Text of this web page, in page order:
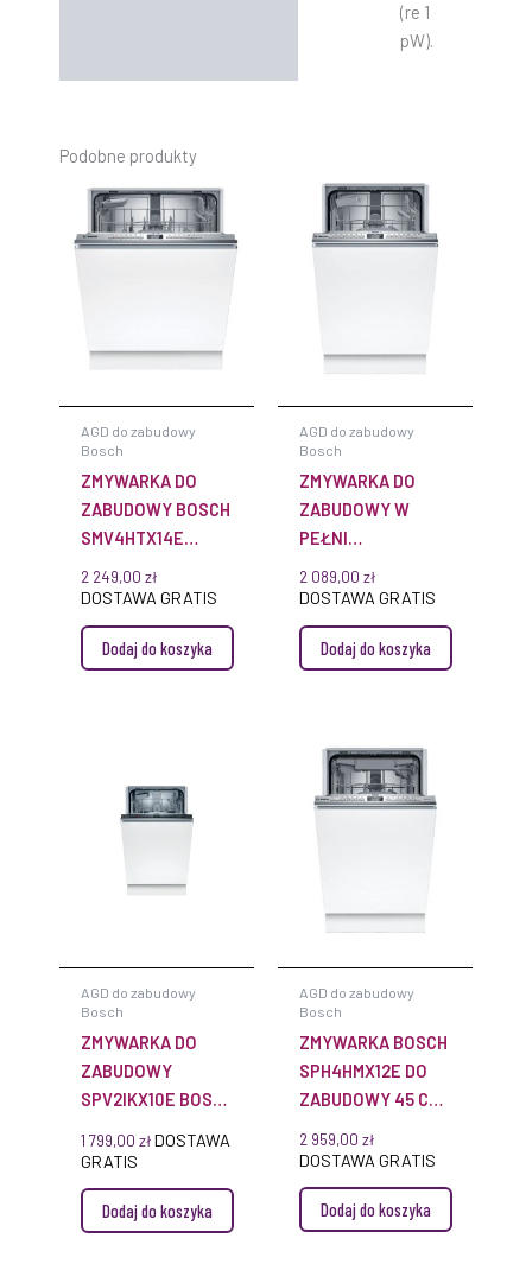
(re 1
pW).
Podobne produkty
AGD do zabudowy
Bosch
ZMYWARKA DO
ZABUDOWY BOSCH
SMV4HTX14E
SERIE 4 60 CM W
PEŁNI
2 249,00 zł
DOSTAWA GRATIS
Dodaj do koszyka
AGD do zabudowy
Bosch
ZMYWARKA DO
ZABUDOWY W
PEŁNI
ZINTEGROWANA
BOSCH
SPH4HKX10E 45 CM
SERIE 4
2 089,00 zł
DOSTAWA GRATIS
Dodaj do koszyka
AGD do zabudowy
Bosch
ZMYWARKA DO
ZABUDOWY
SPV2IKX10E BOSCH
1 799,00 zł DOSTAWA
GRATIS
Dodaj do koszyka
AGD do zabudowy
Bosch
ZMYWARKA BOSCH
SPH4HMX12E DO
ZABUDOWY 45 CM
VARIO SERIA 4
2 959,00 zł
DOSTAWA GRATIS
Dodaj do koszyka